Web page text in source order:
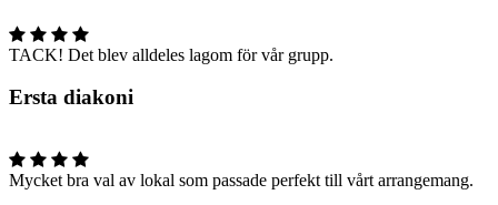
TACK! Det blev alldeles lagom för vår grupp.
Ersta diakoni
Mycket bra val av lokal som passade perfekt till vårt arrangemang.